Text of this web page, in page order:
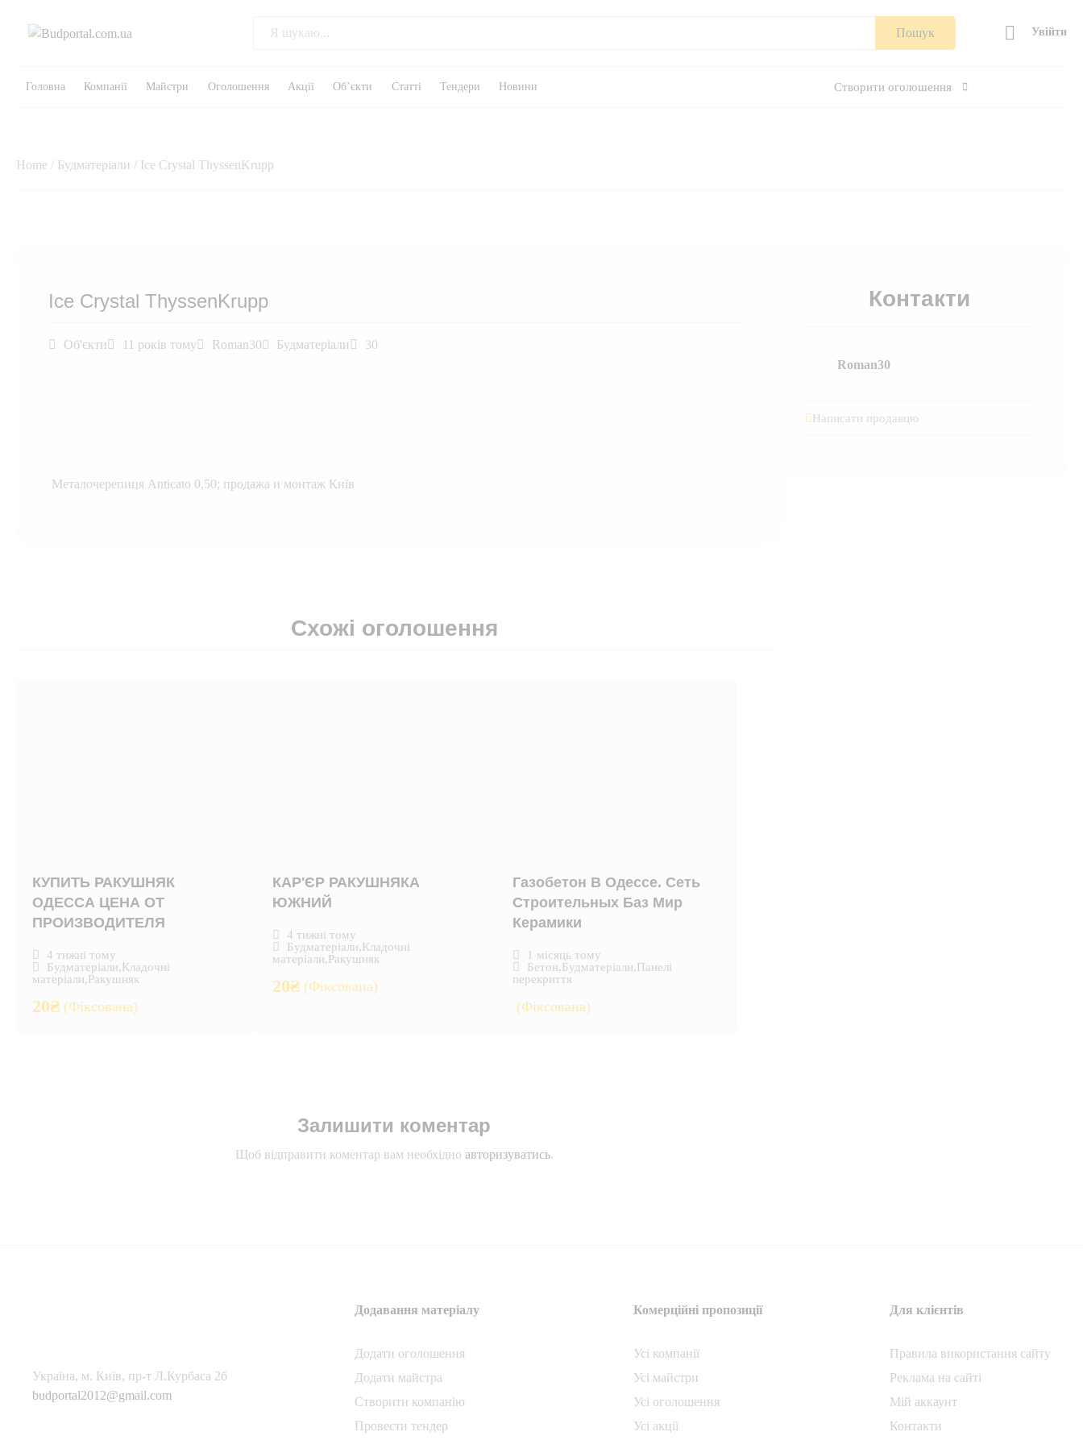
Пошук Увійти
Створити оголошення
Головна Компанії Майстри Оголошення Акції Об’єкти Статті Тендери Новини
Home / Будматеріали / Ice Crystal ThyssenKrupp
Ice Crystal ThyssenKrupp
Об'єкти 11 років тому Roman30 Будматеріали 30
Металочерепиця Anticato 0,50; продажа и монтаж Київ
Схожі оголошення
КУПИТЬ РАКУШНЯК
ОДЕССА ЦЕНА ОТ
ПРОИЗВОДИТЕЛЯ
4 тижні тому
Будматеріали,Кладочні
матеріали,Ракушняк
20₴ (Фіксована)
КАР'ЄР РАКУШНЯКА
ЮЖНИЙ
4 тижні тому
Будматеріали,Кладочні
матеріали,Ракушняк
20₴ (Фіксована)
Газобетон В Одессе. Сеть
Строительных Баз Мир
Керамики
1 місяць тому
Бетон,Будматеріали,Панелі
перекриття
(Фіксована)
Залишити коментар
Щоб відправити коментар вам необхідно авторизуватись.
Контакти
Roman30
Написати продавцю
Українa, м. Київ, пр-т Л.Курбаса 2б
budportal2012@gmail.com
Додавання матеріалу
Додати oголошення
Додати майстра
Створити компанiю
Провести тендер
Комерційні пропозиції
Усі компанії
Усі майстри
Усі оголошення
Усі акції
Для клієнтів
Правила використання сайту
Реклама на сайті
Мій аккаунт
Контакти